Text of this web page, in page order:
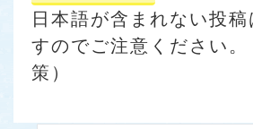
日本語が含まれない投稿
すのでご注意ください。
策）